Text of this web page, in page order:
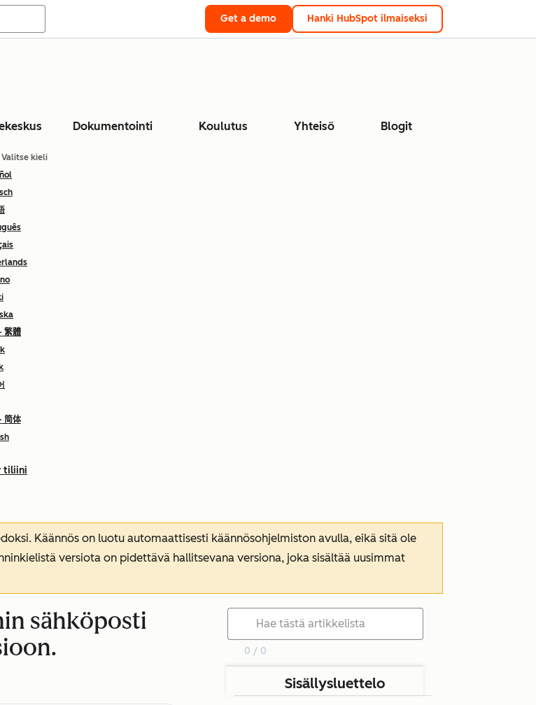
Get a demo Hanki HubSpot ilmaiseksi
Dokumentointi Koulutus Yhteisö Blogit
Valitse kieli
繁體
简体
tiliini
Käännös on luotu automaattisesti käännösohjelmiston avulla, eikä sitä ole
versiota on pidettävä hallitsevana versiona, joka sisältää uusimmat
sähköposti
0 / 0
Sisällysluettelo